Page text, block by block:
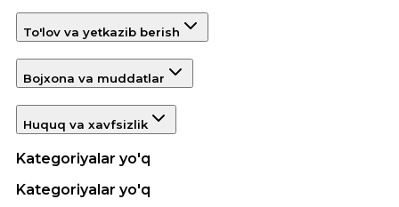
To'lov va yetkazib berish
Bojxona va muddatlar
Huquq va xavfsizlik
Kategoriyalar yo'q
Kategoriyalar yo'q